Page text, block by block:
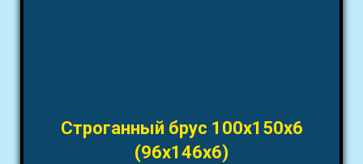
Строганный брус 100х150х6
(96х146х6)